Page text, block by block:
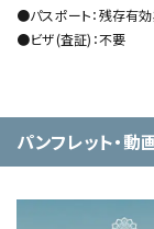
●パスポート：残存有
●ビザ(査証)：不要
パンフレット・動